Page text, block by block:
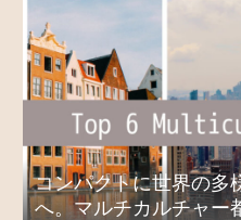
コンパクトに世界の多
へ。マルチカルチャー